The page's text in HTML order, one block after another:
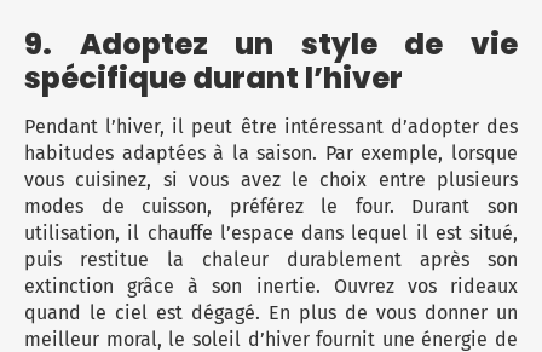
9. Adoptez un style de vie
spécifique durant l’hiver
Pendant l’hiver, il peut être intéressant d’adopter des
habitudes adaptées à la saison. Par exemple, lorsque
vous cuisinez, si vous avez le choix entre plusieurs
modes de cuisson, préférez le four. Durant son
utilisation, il chauffe l’espace dans lequel il est situé,
puis restitue la chaleur durablement après son
extinction grâce à son inertie. Ouvrez vos rideaux
quand le ciel est dégagé. En plus de vous donner un
meilleur moral, le soleil d’hiver fournit une énergie de